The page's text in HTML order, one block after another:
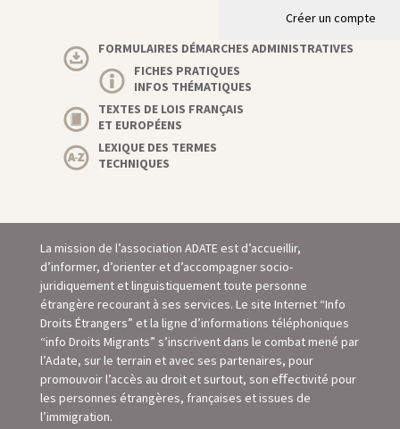
Créer un compte
FORMULAIRES DÉMARCHES ADMINISTRATIVES
FICHES PRATIQUES
INFOS THÉMATIQUES
TEXTES DE LOIS FRANÇAIS
ET EUROPÉENS
LEXIQUE DES TERMES
TECHNIQUES
La mission de l’association ADATE est d’accueillir,
d’informer, d’orienter et d’accompagner socio-
juridiquement et linguistiquement toute personne
étrangère recourant à ses services. Le site Internet “Info
Droits Étrangers” et la ligne d’informations téléphoniques
“info Droits Migrants” s’inscrivent dans le combat mené par
l’Adate, sur le terrain et avec ses partenaires, pour
promouvoir l’accès au droit et surtout, son eﬀectivité pour
les personnes étrangères, françaises et issues de
l’immigration.